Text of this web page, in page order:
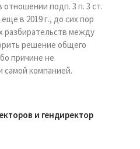
подп. 3 п. 3 ст.
в 2019 г., до сих пор
разбирательств между
решение общего
причине не
самой компанией.
и гендиректор